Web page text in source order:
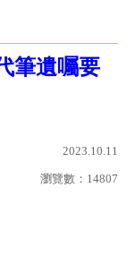
筆遺囑要
2023.10.11
瀏覽數： 14807